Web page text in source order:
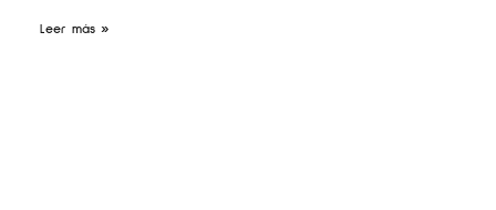
Leer más »